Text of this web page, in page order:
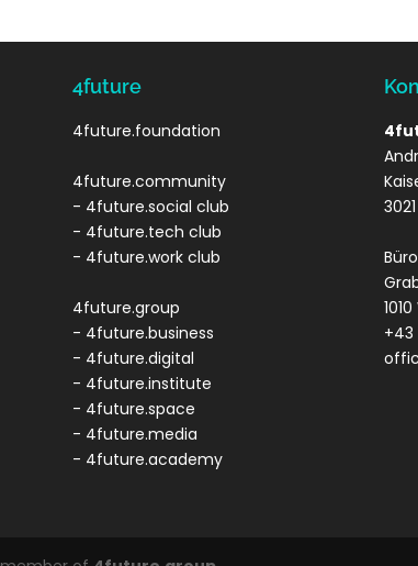
4future
4future.foundation
4future.community
- 4future.social club
- 4future.tech club
- 4future.work club
4future.group
- 4future.business
- 4future.digital
- 4future.institute
- 4future.space
- 4future.media
- 4future.academy
+43